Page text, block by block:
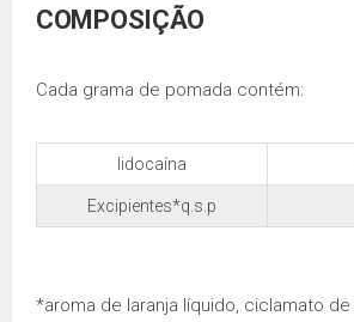
COMPOSIÇÃO
Cada grama de pomada contém:
lidocaína
Excipientes*q.s.p
*aroma de laranja líquido, ciclamato